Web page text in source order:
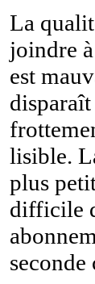
La
joindre
est
lisible.
plus
difficile
seconde